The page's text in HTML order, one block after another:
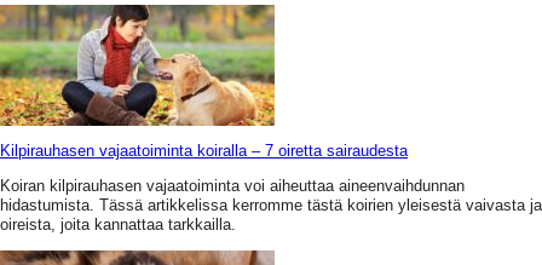
Kilpirauhasen vajaatoiminta koiralla – 7 oiretta sairaudesta
Koiran kilpirauhasen vajaatoiminta voi aiheuttaa aineenvaihdunnan
hidastumista. Tässä artikkelissa kerromme tästä koirien yleisestä vaivasta ja
oireista, joita kannattaa tarkkailla.